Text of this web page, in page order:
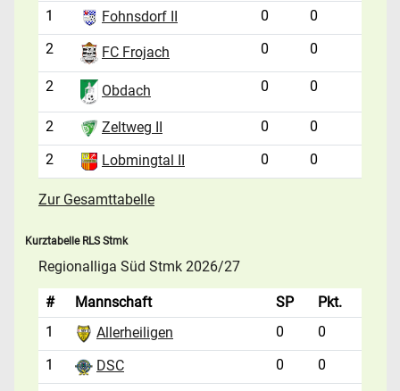
1
Fohnsdorf II 0
0
2
FC Frojach 0 0
2 Obdach 0 0
2 Zeltweg II 0
0
2
Lobmingtal II 0 0
Zur Gesamttabelle
Kurztabelle RLS Stmk
Regionalliga Süd Stmk 2026/27
# Mannschaft SP
Pkt.
1
Allerheiligen 0
0
1
DSC 0
0